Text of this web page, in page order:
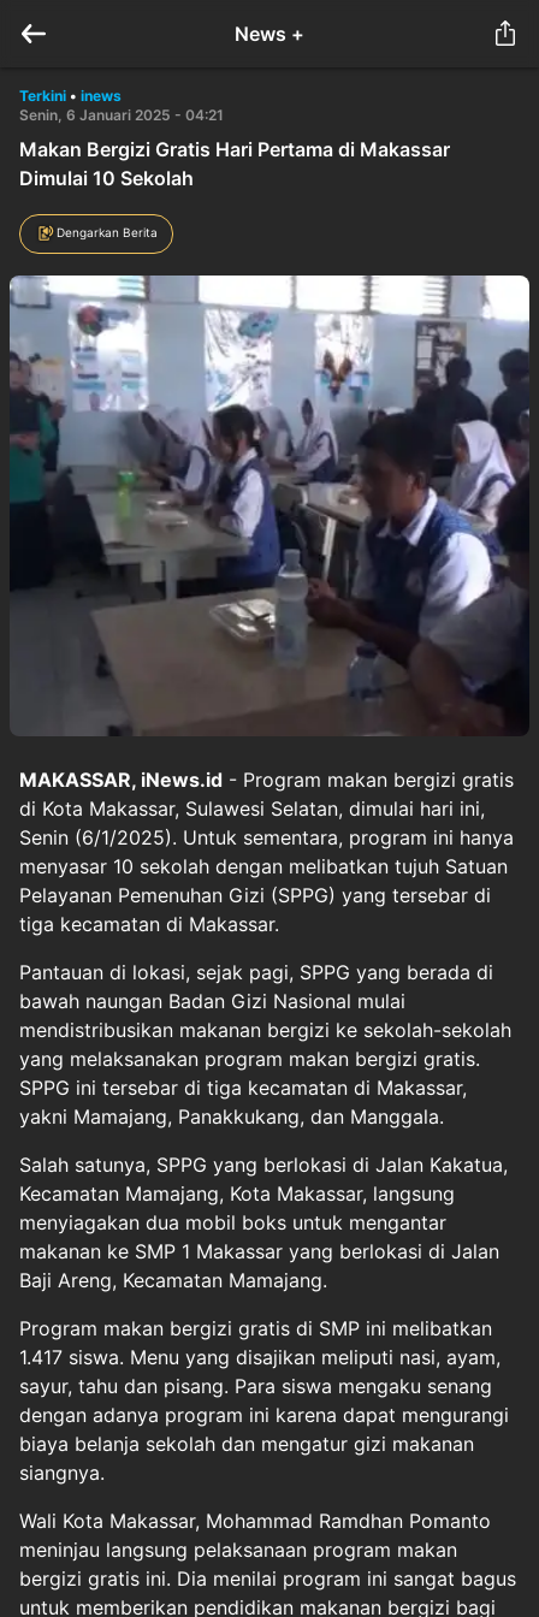
News +
Terkini • inews
Senin, 6 Januari 2025 - 04:21
Makan Bergizi Gratis Hari Pertama di Makassar
Dimulai 10 Sekolah
Dengarkan Berita
MAKASSAR, iNews.id - Program makan bergizi gratis
di Kota Makassar, Sulawesi Selatan, dimulai hari ini,
Senin (6/1/2025). Untuk sementara, program ini hanya
menyasar 10 sekolah dengan melibatkan tujuh Satuan
Pelayanan Pemenuhan Gizi (SPPG) yang tersebar di
tiga kecamatan di Makassar.
Pantauan di lokasi, sejak pagi, SPPG yang berada di
bawah naungan Badan Gizi Nasional mulai
mendistribusikan makanan bergizi ke sekolah-sekolah
yang melaksanakan program makan bergizi gratis.
SPPG ini tersebar di tiga kecamatan di Makassar,
yakni Mamajang, Panakkukang, dan Manggala.
Salah satunya, SPPG yang berlokasi di Jalan Kakatua,
Kecamatan Mamajang, Kota Makassar, langsung
menyiagakan dua mobil boks untuk mengantar
makanan ke SMP 1 Makassar yang berlokasi di Jalan
Baji Areng, Kecamatan Mamajang.
Program makan bergizi gratis di SMP ini melibatkan
1.417 siswa. Menu yang disajikan meliputi nasi, ayam,
sayur, tahu dan pisang. Para siswa mengaku senang
dengan adanya program ini karena dapat mengurangi
biaya belanja sekolah dan mengatur gizi makanan
siangnya.
Wali Kota Makassar, Mohammad Ramdhan Pomanto
meninjau langsung pelaksanaan program makan
bergizi gratis ini. Dia menilai program ini sangat bagus
untuk memberikan pendidikan makanan bergizi bagi